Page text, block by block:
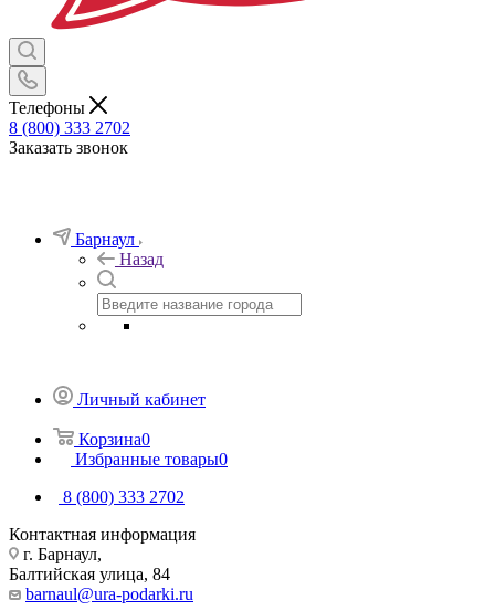
Телефоны
8 (800) 333 2702
Заказать звонок
Барнаул
Назад
Личный кабинет
Корзина0
Избранные товары0
8 (800) 333 2702
Контактная информация
г. Барнаул,
Балтийская улица, 84
barnaul@ura-podarki.ru